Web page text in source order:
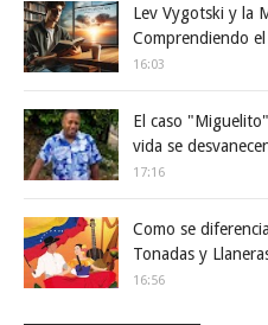
Lev Vygotski y la
Comprendiendo
16:03
El caso
vida se
17:16
Como se
Tonadas y
16:56